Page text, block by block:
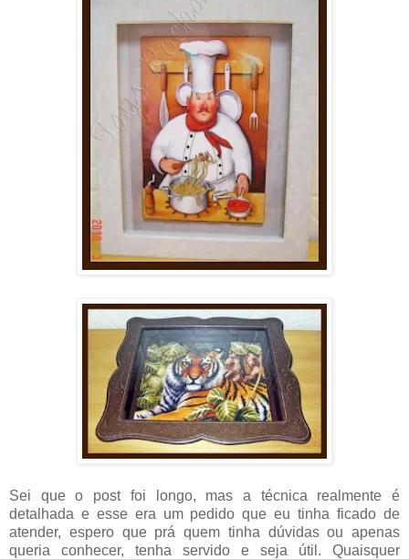
Sei que o post foi longo, mas a técnica realmente é
detalhada e esse era um pedido que eu tinha ficado de
atender, espero que prá quem tinha dúvidas ou apenas
queria conhecer, tenha servido e seja útil. Quaisquer